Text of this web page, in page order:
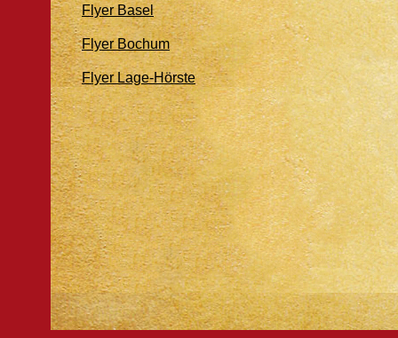
Flyer Basel
Flyer Bochum
Flyer Lage-Hörste